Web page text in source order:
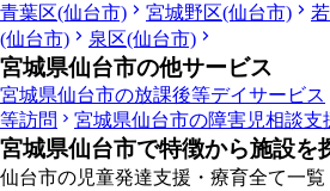
青葉区(仙台市)
宮城野区(仙台市)
(仙台市)
泉区(仙台市)
宮城県仙台市の他サービス
宮城県仙台市の放課後等デイサービス
等訪問
宮城県仙台市の障害児相談支
宮城県仙台市で特徴から施設を
仙台市の児童発達支援・療育全て一覧